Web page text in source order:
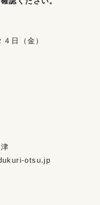
日（金）
otsu.jp